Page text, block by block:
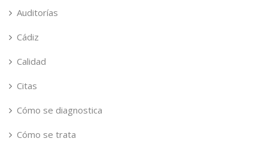
Auditorías
Cádiz
Calidad
Citas
Cómo se diagnostica
Cómo se trata